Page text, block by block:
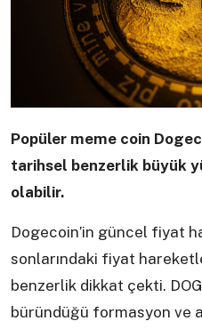
Popüler meme coin
tarihsel benzerlik büyük
olabilir.
Dogecoin’in güncel fiyat
sonlarındaki fiyat
benzerlik dikkat çekti.
büründüğü formasyon ve